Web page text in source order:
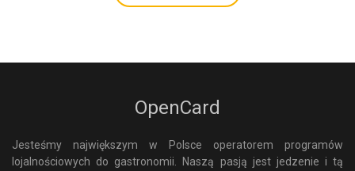
OpenCard
Jesteśmy największym w Polsce operatorem programów
lojalnościowych do gastronomii. Naszą pasją jest jedzenie i tą